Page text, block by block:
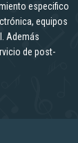
especifico
equipos
Además
de post-